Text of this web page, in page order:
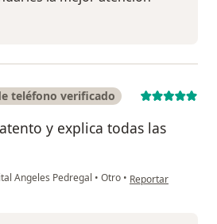
teléfono verificado
y explica todas las
Angeles Pedregal • Otro • en opinión del
Reportar